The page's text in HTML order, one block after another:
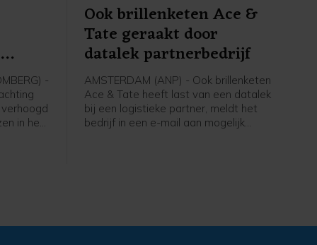
-
in het
Ook brillenketen Ace &
Tate geraakt door
datalek partnerbedrijf
AMSTERDAM (ANP) - Ook brillenketen
Ace & Tate heeft last van een datalek
bij een logistieke partner, meldt het
bedrijf in een e-mail aan mogelijk